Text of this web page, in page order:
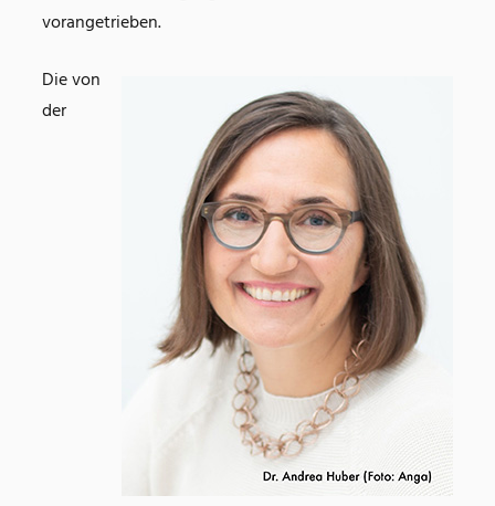
vorangetrieben.
Die von
der